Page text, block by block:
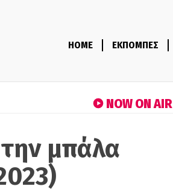
HOME ΕΚΠΟΜΠΕΣ
NOW ON AIR
μπάλα